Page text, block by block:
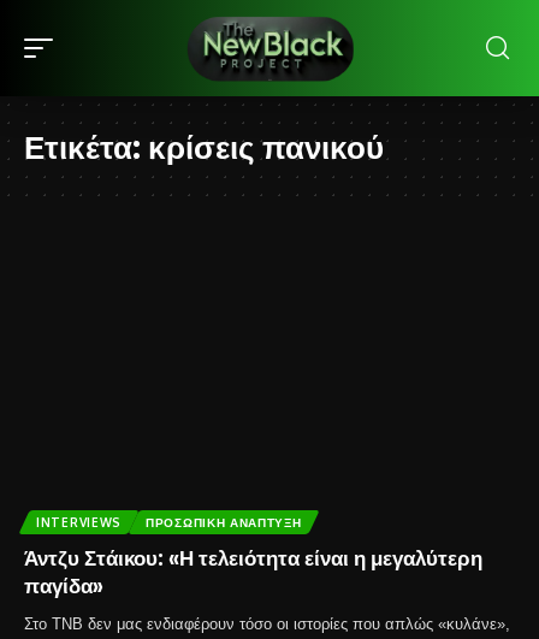
Ετικέτα: κρίσεις πανικού
INTERVIEWS ΠΡΟΣΩΠΙΚΉ ΑΝΆΠΤΥΞΗ
Άντζυ Στάικου: «Η τελειότητα είναι η μεγαλύτερη
παγίδα»
Στο ΤΝΒ δεν μας ενδιαφέρουν τόσο οι ιστορίες που απλώς «κυλάνε»,